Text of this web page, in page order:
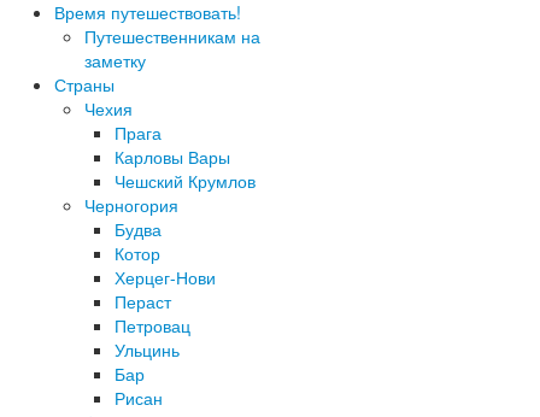
Время путешествовать!
Путешественникам на
заметку
Страны
Чехия
Прага
Карловы Вары
Чешский Крумлов
Черногория
Будва
Котор
Херцег-Нови
Пераст
Петровац
Ульцинь
Бар
Рисан